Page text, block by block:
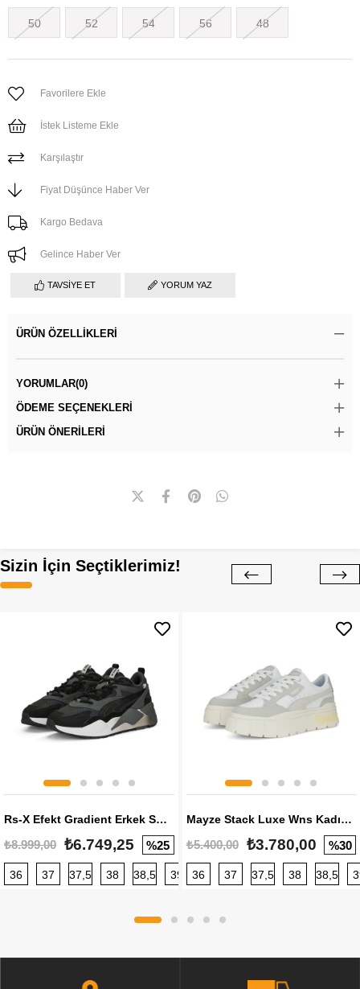
50 52 54 56 48
Favorilere Ekle
İstek Listeme Ekle
Karşılaştır
Fiyat Düşünce Haber Ver
Kargo Bedava
Gelince Haber Ver
TAVSIYE ET YORUM YAZ
ÜRÜN ÖZELLIKLERI
YORUMLAR(0)
ÖDEME SEÇENEKLERI
ÜRÜN ÖNERILERI
Sizin İçin Seçtiklerimiz!
Rs-X Efekt Gradient Erkek Sneaker
₺8.999,00 ₺6.749,25 %25
36 37 37,5 38 38,5 39 40 40,5 41 42 42,5
Mayze Stack Luxe Wns Kadın Sneaker
₺5.400,00 ₺3.780,00 %30
36 37 37,5 38 38,5